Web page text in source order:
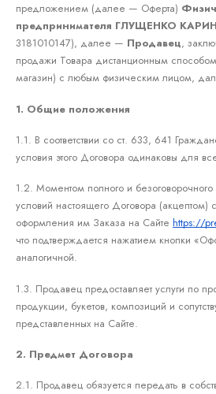
предложением (далее — Оферта)
предпринимателя ГЛУЩЕНКО
3181010147), далее — Продавец,
продажи Товара дистанционным
магазин) с любым физическим лицом,
1. Общие положения
1.1. В соответствии со ст. 633, 641
условия этого Договора одинаковы для
1.2. Моментом полного и
условий настоящего Договора (акцептом)
оформления им Заказа на Сайте https://
что подтверждается нажатием кнопки
аналогичной.
1.3. Продавец предоставляет услуги по
продукции, букетов, композиций и
представленных на Сайте.
2. Предмет Договора
2.1. Продавец обязуется передать в